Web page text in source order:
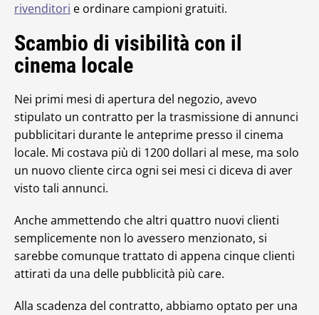
rivenditori e ordinare campioni gratuiti.
Scambio di visibilità con il
cinema locale
Nei primi mesi di apertura del negozio, avevo
stipulato un contratto per la trasmissione di annunci
pubblicitari durante le anteprime presso il cinema
locale. Mi costava più di 1200 dollari al mese, ma solo
un nuovo cliente circa ogni sei mesi ci diceva di aver
visto tali annunci.
Anche ammettendo che altri quattro nuovi clienti
semplicemente non lo avessero menzionato, si
sarebbe comunque trattato di appena cinque clienti
attirati da una delle pubblicità più care.
Alla scadenza del contratto, abbiamo optato per una